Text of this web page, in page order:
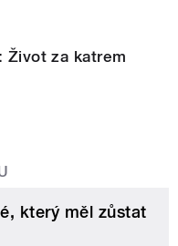
Život za katrem
který měl zůstat